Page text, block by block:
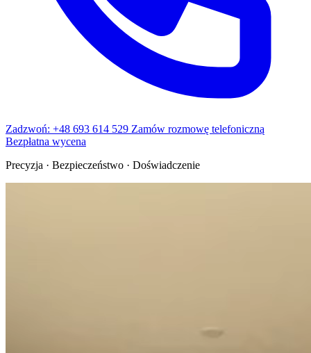
Zadzwoń: +48 693 614 529 Zamów rozmowę telefoniczną
Bezpłatna wycena
Precyzja · Bezpieczeństwo · Doświadczenie